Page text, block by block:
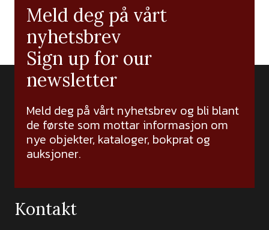
Meld deg på vårt
nyhetsbrev
Sign up for our
newsletter
Meld deg på vårt nyhetsbrev og bli blant
de første som mottar informasjon om
nye objekter, kataloger, bokprat og
auksjoner.
Kontakt